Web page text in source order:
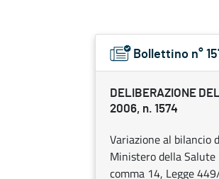
Bollettino n°
DELIBERAZIONE
2006, n. 1574
Variazione al bilancio
Ministero della
comma 14, Legge